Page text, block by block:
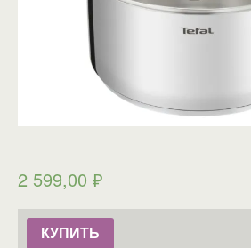
2 599,00 ₽
КУПИТЬ